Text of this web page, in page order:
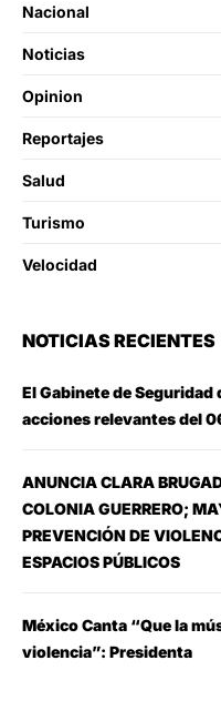
Nacional
Noticias
Opinion
Reportajes
Salud
Turismo
Velocidad
NOTICIAS RECIENTES
El Gabinete de
acciones relevantes del
ANUNCIA CLARA
COLONIA GUERRERO;
PREVENCIÓN DE
ESPACIOS PÚBLICOS
México Canta “Que la
violencia”: Presidenta